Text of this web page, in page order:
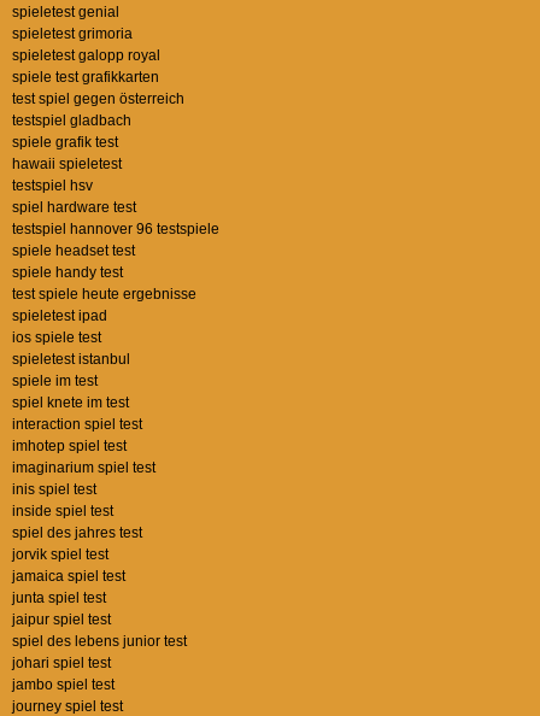
spieletest genial
spieletest grimoria
spieletest galopp royal
spiele test grafikkarten
test spiel gegen österreich
testspiel gladbach
spiele grafik test
hawaii spieletest
testspiel hsv
spiel hardware test
testspiel hannover 96 testspiele
spiele headset test
spiele handy test
test spiele heute ergebnisse
spieletest ipad
ios spiele test
spieletest istanbul
spiele im test
spiel knete im test
interaction spiel test
imhotep spiel test
imaginarium spiel test
inis spiel test
inside spiel test
spiel des jahres test
jorvik spiel test
jamaica spiel test
junta spiel test
jaipur spiel test
spiel des lebens junior test
johari spiel test
jambo spiel test
journey spiel test